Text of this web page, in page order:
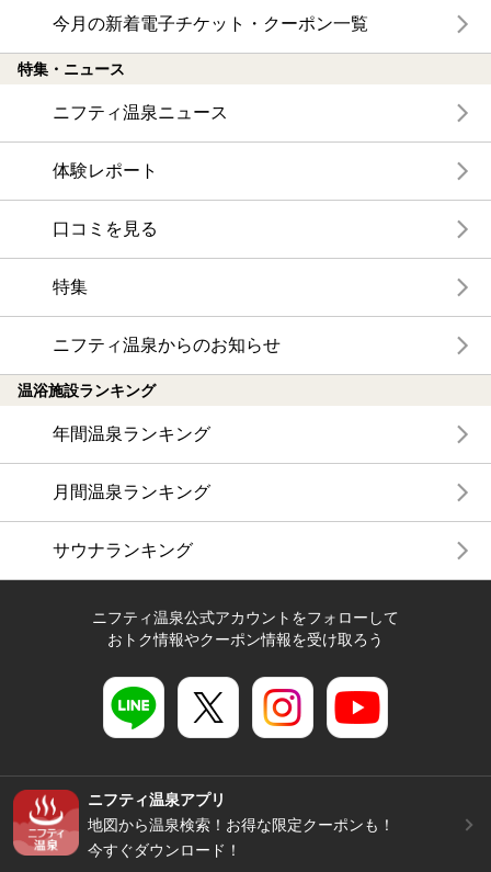
今月の新着電子チケット・クーポン一覧
特集・ニュース
ニフティ温泉ニュース
体験レポート
口コミを見る
特集
ニフティ温泉からのお知らせ
温浴施設ランキング
年間温泉ランキング
月間温泉ランキング
サウナランキング
ニフティ温泉公式アカウントをフォローして
おトク情報やクーポン情報を受け取ろう
ニフティ温泉アプリ
地図から温泉検索！お得な限定クーポンも！
今すぐダウンロード！